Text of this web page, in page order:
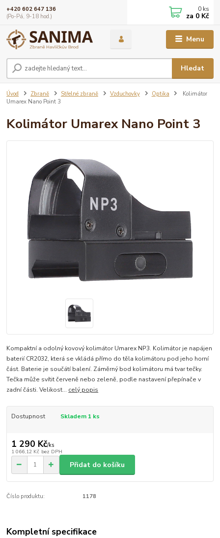
Menu
Hledat
+420 602 647 136
(Po-Pá, 9-18 hod.)
0 ks
za 0 Kč
Úvod Zbraně Střelné zbraně Vzduchovky Optika
Kolimátor
Umarex Nano Point 3
Kolimátor Umarex Nano Point 3
Kompaktní a odolný kovový kolimátor Umarex NP3. Kolimátor je napájen
baterií CR2032, která se vkládá přímo do těla kolimátoru pod jeho horní
část. Baterie je součátí balení. Záměrný bod kolimátoru má tvar tečky.
Tečka může svítit červeně nebo zeleně, podle nastavení přepínače v
zadní části. Velikost... celý popis
Dostupnost Skladem 1 ks
1 290 Kč/ks
1 066,12 Kč bez DPH
Přidat do košíku
Číslo produktu: 1178
Kompletní specifikace